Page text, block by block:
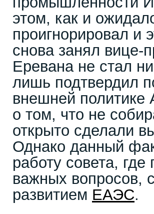
этом, как и
проигнорировал и
снова занял
Еревана не стал
лишь подтвердил
внешней политике
о том, что не
открыто сделали
Однако данный
работу совета,
важных вопросов,
развитием ЕАЭС.